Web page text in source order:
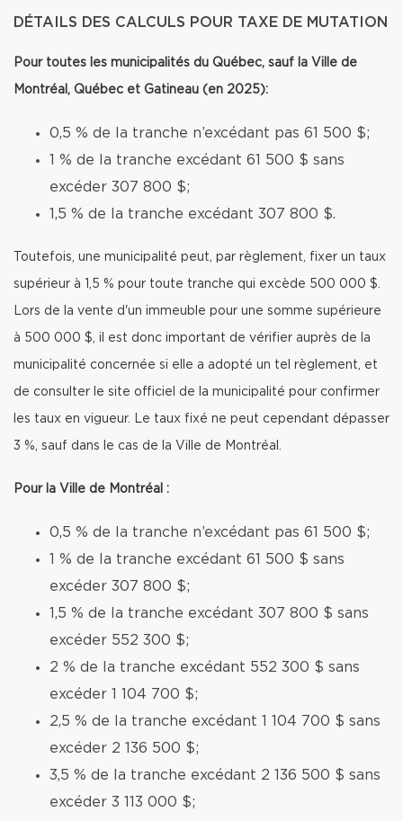
DÉTAILS DES CALCULS POUR TAXE DE MUTATION
Pour toutes les municipalités du Québec, sauf la Ville de
Montréal, Québec et Gatineau (en 2025):
0,5 % de la tranche n’excédant pas 61 500 $;
1 % de la tranche excédant 61 500 $ sans
excéder 307 800 $;
1,5 % de la tranche excédant 307 800 $.
Toutefois, une municipalité peut, par règlement, fixer un taux
supérieur à 1,5 % pour toute tranche qui excède 500 000 $.
Lors de la vente d'un immeuble pour une somme supérieure
à 500 000 $, il est donc important de vérifier auprès de la
municipalité concernée si elle a adopté un tel règlement, et
de consulter le site officiel de la municipalité pour confirmer
les taux en vigueur. Le taux fixé ne peut cependant dépasser
3 %, sauf dans le cas de la Ville de Montréal.
Pour la Ville de Montréal :
0,5 % de la tranche n’excédant pas 61 500 $;
1 % de la tranche excédant 61 500 $ sans
excéder 307 800 $;
1,5 % de la tranche excédant 307 800 $ sans
excéder 552 300 $;
2 % de la tranche excédant 552 300 $ sans
excéder 1 104 700 $;
2,5 % de la tranche excédant 1 104 700 $ sans
excéder 2 136 500 $;
3,5 % de la tranche excédant 2 136 500 $ sans
excéder 3 113 000 $;